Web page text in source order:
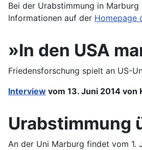
Bei der Urabstimmung in
Informationen auf der Homepage
»In den USA
Friedensforschung spielt an US-
Interview vom 13. Juni 2014 von
Urabstimmung
An der Uni Marburg findet vom 1.